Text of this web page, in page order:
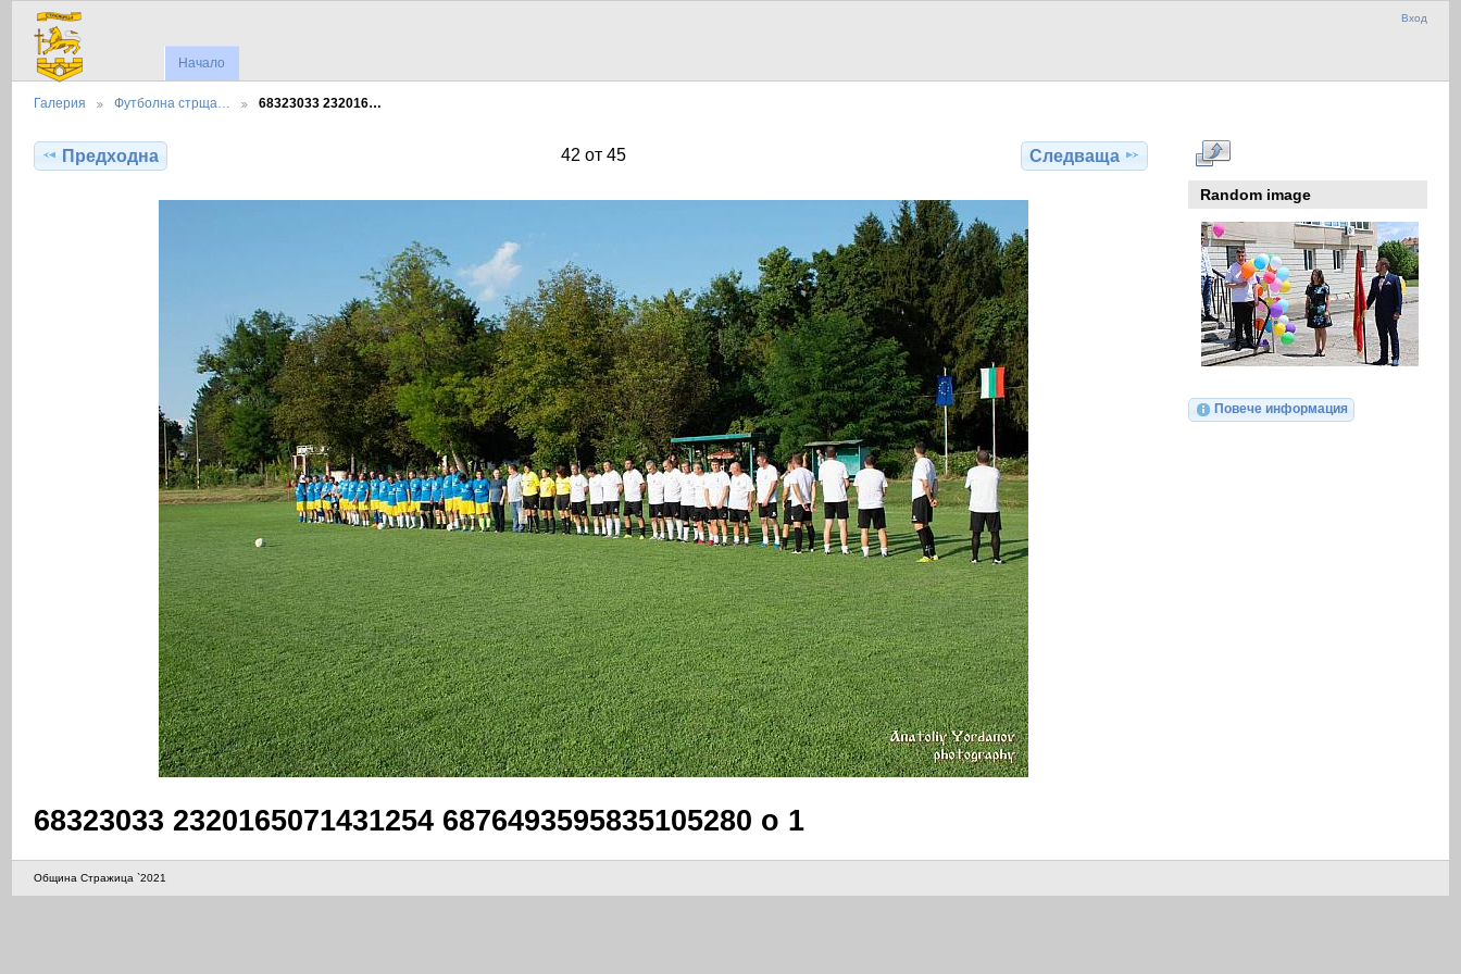
Вход
Начало
Галерия Футболна стрща… 68323033 232016…
Предходна 42 от 45 Следваща
68323033 2320165071431254 6876493595835105280 o 1
Random image
Повече информация
Община Стражица `2021